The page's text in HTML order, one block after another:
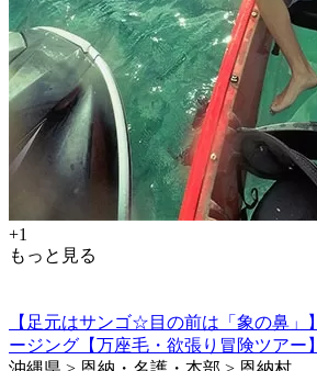
+1
もっと見る
【足元はサンゴ☆目の前は「象の鼻」
ージング【万座毛・欲張り冒険ツアー】